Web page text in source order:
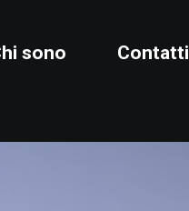
sono Contatti